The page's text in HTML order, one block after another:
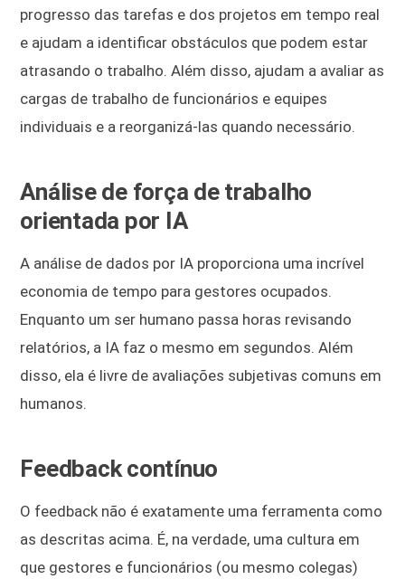
progresso das tarefas e dos projetos em tempo real
e ajudam a identificar obstáculos que podem estar
atrasando o trabalho. Além disso, ajudam a avaliar as
cargas de trabalho de funcionários e equipes
individuais e a reorganizá-las quando necessário.
Análise de força de trabalho
orientada por IA
A análise de dados por IA proporciona uma incrível
economia de tempo para gestores ocupados.
Enquanto um ser humano passa horas revisando
relatórios, a IA faz o mesmo em segundos. Além
disso, ela é livre de avaliações subjetivas comuns em
humanos.
Feedback contínuo
O feedback não é exatamente uma ferramenta como
as descritas acima. É, na verdade, uma cultura em
que gestores e funcionários (ou mesmo colegas)